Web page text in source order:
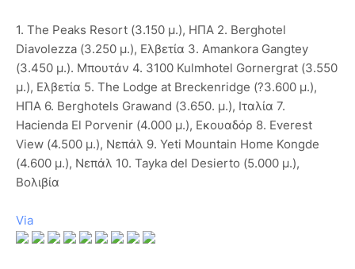
1. The Peaks Resort (3.150 μ.), ΗΠΑ 2. Berghotel
Diavolezza (3.250 μ.), Ελβετία 3. Amankora Gangtey
(3.450 μ.). Μπουτάν 4. 3100 Kulmhotel Gornergrat (3.550
μ.), Ελβετία 5. The Lodge at Breckenridge (?3.600 μ.),
ΗΠΑ 6. Berghotels Grawand (3.650. μ.), Ιταλία 7.
Hacienda El Porvenir (4.000 μ.), Εκουαδόρ 8. Everest
View (4.500 μ.), Νεπάλ 9. Yeti Mountain Home Kongde
(4.600 μ.), Νεπάλ 10. Tayka del Desierto (5.000 μ.),
Βολιβία
Via